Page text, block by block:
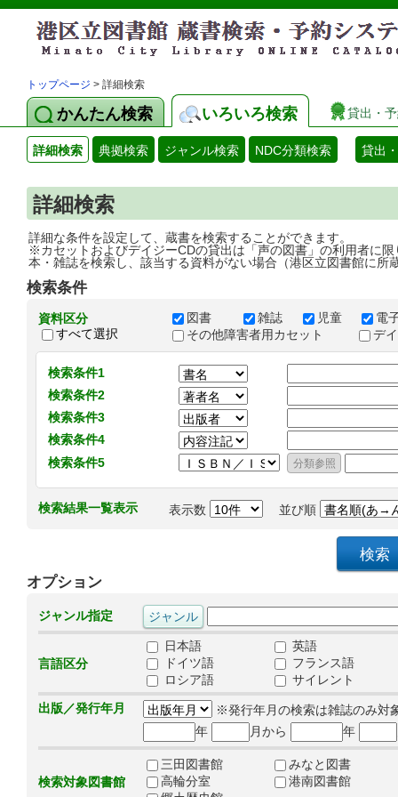
トップページ > 詳細検索
かんたん検索 いろいろ検索 貸出・
詳細検索 典拠検索 ジャンル検索 NDC分類検索 貸出
詳細検索
詳細な条件を設定して、蔵書を検索することができます。
※カセットおよびデイジーCDの貸出は「声の図書」の利用者に限
本・雑誌を検索し、該当する資料がない場合（港区立図書館に所
検索条件
資料区分
すべて選択
図書 雑誌 児童
電
その他障害者用カセット
デ
検索条件1
検索条件2
検索条件3
検索条件4
検索条件5
検索結果一覧表示 表示数 並び順
オプション
ジャンル指定
言語区分
日本語
英語
ドイツ語
フランス語
ロシア語
サイレント
出版／発行年月
※発行年月の検索は雑誌のみ対
年
月から 年
検索対象図書館
三田図書館
みなと図書
高輪分室
港南図書館